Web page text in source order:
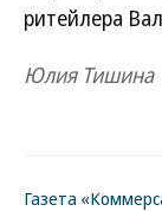
ритейлера
Юлия Тишина
Газета